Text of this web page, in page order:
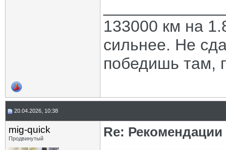
133000 км на
сильнее. Не
победишь там,
20.04.2026, 10:38
mig-quick
Продвинутый Re: